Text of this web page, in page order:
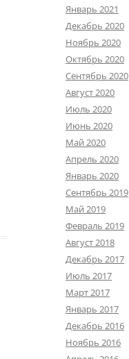
Январь 2021
Декабрь 2020
Ноябрь 2020
Октябрь 2020
Сентябрь 2020
Август 2020
Июль 2020
Июнь 2020
Май 2020
Апрель 2020
Январь 2020
Сентябрь 2019
Май 2019
Февраль 2019
Август 2018
Декабрь 2017
Июль 2017
Март 2017
Январь 2017
Декабрь 2016
Ноябрь 2016